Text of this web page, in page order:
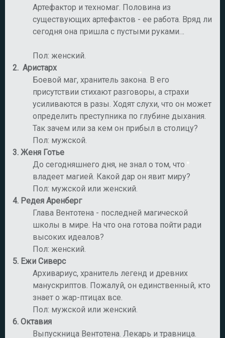
Артефактор и техномаг. Половина из
существующих артефактов - ее работа. Вряд ли
сегодня она пришла с пустыми руками…
Пол: женский.
2. Аристарх
Боевой маг, хранитель закона. В его
присутствии стихают разговоры, а страхи
усиливаются в разы. Ходят слухи, что он может
определить преступника по глубине дыхания.
Так зачем или за кем он прибыл в столицу?
Пол: мужской.
3. Женя Готье
До сегодняшнего дня, не знал о том, что
владеет магией. Какой дар он явит миру?
Пол: мужской или женский.
4. Редея Аренберг
Глава Вентотена - последней магической
школы в мире. На что она готова пойти ради
высоких идеалов?
Пол: женский.
5. Ежи Сиверс
Архивариус, хранитель легенд и древних
манускриптов. Пожалуй, он единственный, кто
знает о жар-птицах все.
Пол: мужской или женский.
6. Октавия
Выпускница Вентотена. Лекарь и травница.